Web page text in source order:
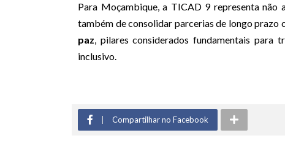
Para Moçambique, a TICAD 9 representa não
também de consolidar parcerias de longo prazo
paz, pilares considerados fundamentais para
inclusivo.
Compartilhar no Facebook